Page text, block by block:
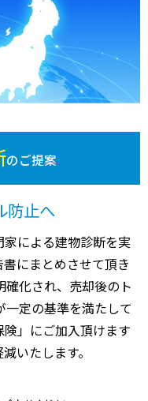
のご提案
防止へ
による建物診断を実
にまとめさせて頂き
確化され、売却後のト
一定の基準を満たして
」にご加入頂けます
いたします。